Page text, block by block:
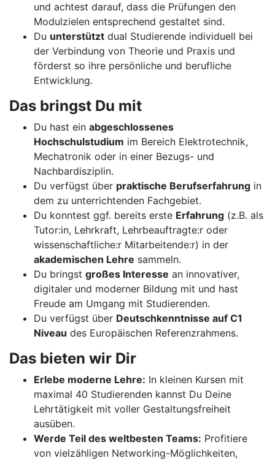
und achtest darauf, dass die Prüfungen den
Modulzielen entsprechend gestaltet sind.
Du unterstützt dual Studierende individuell bei
der Verbindung von Theorie und Praxis und
förderst so ihre persönliche und berufliche
Entwicklung.
Das bringst Du mit
Du hast ein abgeschlossenes
Hochschulstudium im Bereich Elektrotechnik,
Mechatronik oder in einer Bezugs- und
Nachbardisziplin.
Du verfügst über praktische Berufserfahrung in
dem zu unterrichtenden Fachgebiet.
Du konntest ggf. bereits erste Erfahrung (z.B. als
Tutor:in, Lehrkraft, Lehrbeauftragte:r oder
wissenschaftliche:r Mitarbeitende:r) in der
akademischen Lehre sammeln.
Du bringst großes Interesse an innovativer,
digitaler und moderner Bildung mit und hast
Freude am Umgang mit Studierenden.
Du verfügst über Deutschkenntnisse auf C1
Niveau des Europäischen Referenzrahmens.
Das bieten wir Dir
Erlebe moderne Lehre: In kleinen Kursen mit
maximal 40 Studierenden kannst Du Deine
Lehrtätigkeit mit voller Gestaltungsfreiheit
ausüben.
Werde Teil des weltbesten Teams: Profitiere
von vielzähligen Networking-Möglichkeiten,